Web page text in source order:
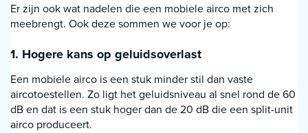
Er zijn ook wat nadelen die een mobiele airco met zich
meebrengt. Ook deze sommen we voor je op:
1. Hogere kans op geluidsoverlast
Een mobiele airco is een stuk minder stil dan vaste
aircotoestellen. Zo ligt het geluidsniveau al snel rond de 60
dB en dat is een stuk hoger dan de 20 dB die een split-unit
airco produceert.